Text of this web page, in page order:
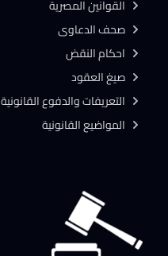
القوانين المصرية
صحف الدعاوى
احكام النقض
صيغ العقود
التعريفات والدفوع القانونية
المواضيع القانونية